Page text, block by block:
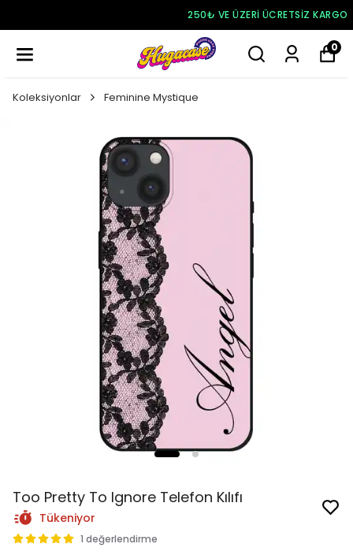
250₺ VE ÜZERI ÜCRETSIZ KARGO
0
Koleksiyonlar Feminine Mystique
Too Pretty To Ignore Telefon Kılıfı
Tükeniyor
1 değerlendirme